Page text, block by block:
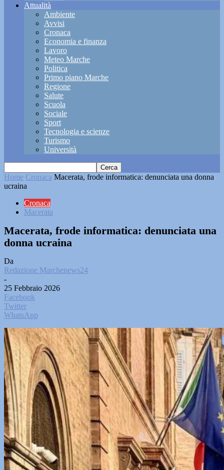
Attualità
Ambiente
Avvisi
Cronaca
Economia e finanza
Lavoro
Meteo Marche
Politica
Primo piano Marche
Regione
Salute
Scuola
Sociale
Sport
Tecnologia e scienze
Turismo
Università
Home Cronaca Macerata, frode informatica: denunciata una donna
ucraina
Cronaca
Macerata
Macerata, frode informatica: denunciata una
donna ucraina
Da
Redazione Marchenews24
-
25 Febbraio 2026
Facebook
Twitter
WhatsApp